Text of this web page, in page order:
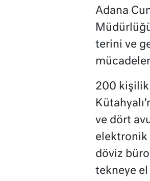
Adana
terini ve
200 kişilik
ve dört
elektronik
döviz
tekneye